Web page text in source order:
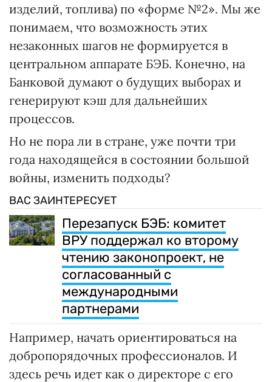
изделий, топлива) по «форме №2». Мы же
понимаем, что возможность этих
незаконных шагов не формируется в
центральном аппарате БЭБ. Конечно, на
Банковой думают о будущих выборах и
генерируют кэш для дальнейших
процессов.
Но не пора ли в стране, уже почти три
года находящейся в состоянии большой
войны, изменить подходы?
ВАС ЗАИНТЕРЕСУЕТ
Перезапуск БЭБ: комитет
ВРУ поддержал ко второму
чтению законопроект, не
согласованный с
международными
партнерами
Например, начать ориентироваться на
добропорядочных профессионалов. И
здесь речь идет как о директоре с его